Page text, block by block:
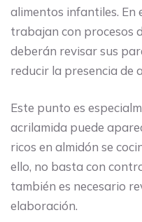
alimentos infantiles. En
trabajan con procesos
deberán revisar sus
reducir la presencia de
Este punto es
acrilamida puede
ricos en almidón se
ello, no basta con
también es necesario
elaboración.